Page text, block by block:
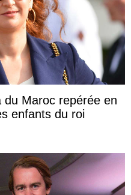
du Maroc repérée en
enfants du roi